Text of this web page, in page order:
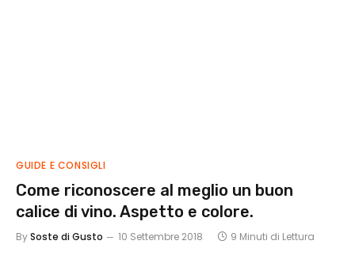
GUIDE E CONSIGLI
Come riconoscere al meglio un buon
calice di vino. Aspetto e colore.
BySoste di Gusto 10 Settembre 2018 9 Minuti di Lettura